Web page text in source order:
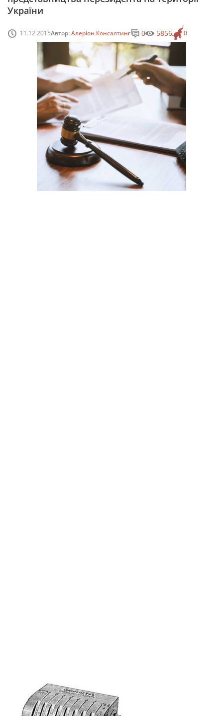
України
11.12.2015Автор:Алеріон Консалтинг 0
0 5856